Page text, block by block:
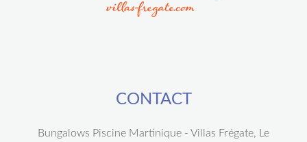
CONTACT
Bungalows Piscine Martinique - Villas Frégate, Le